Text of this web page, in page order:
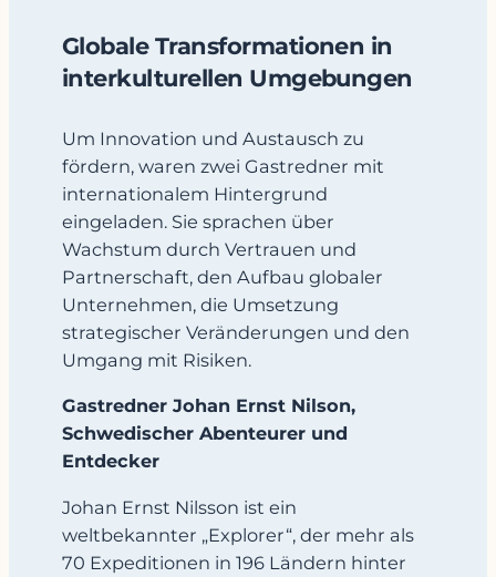
Globale Transformationen in
interkulturellen Umgebungen
Um Innovation und Austausch zu
fördern, waren zwei Gastredner mit
internationalem Hintergrund
eingeladen. Sie sprachen über
Wachstum durch Vertrauen und
Partnerschaft, den Aufbau globaler
Unternehmen, die Umsetzung
strategischer Veränderungen und den
Umgang mit Risiken.
Gastredner Johan Ernst Nilson,
Schwedischer Abenteurer und
Entdecker
Johan Ernst Nilsson ist ein
weltbekannter „Explorer“, der mehr als
70 Expeditionen in 196 Ländern hinter